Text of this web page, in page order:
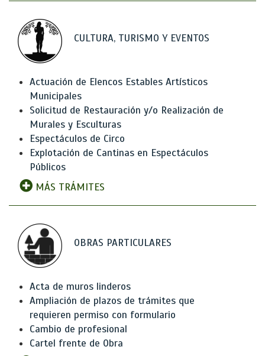
CULTURA, TURISMO Y EVENTOS
Actuación de Elencos Estables Artísticos
Municipales
Solicitud de Restauración y/o Realización de
Murales y Esculturas
Espectáculos de Circo
Explotación de Cantinas en Espectáculos
Públicos
MÁS TRÁMITES
OBRAS PARTICULARES
Acta de muros linderos
Ampliación de plazos de trámites que
requieren permiso con formulario
Cambio de profesional
Cartel frente de Obra